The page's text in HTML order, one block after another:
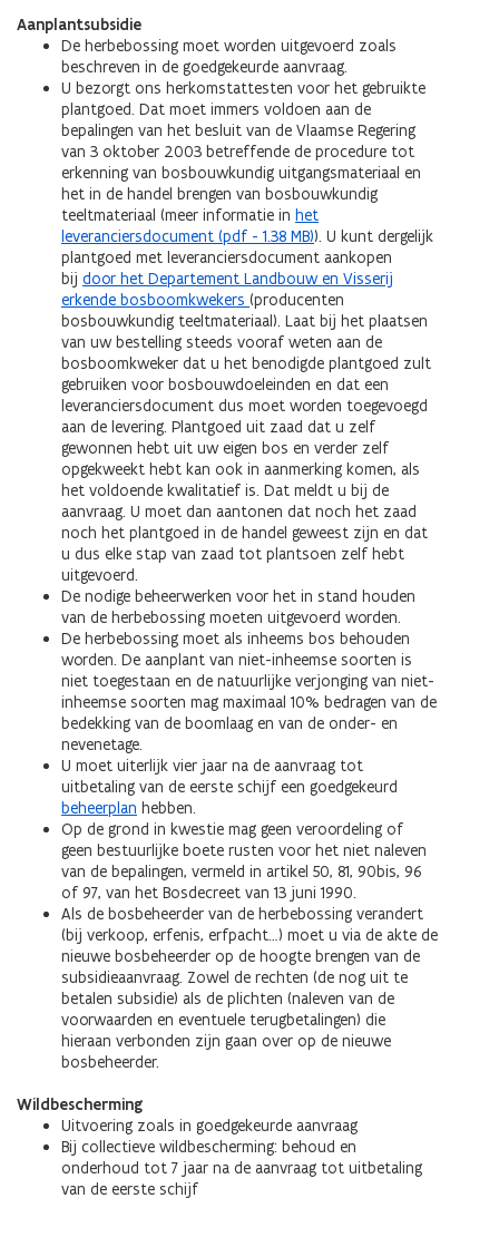
Aanplantsubsidie
De herbebossing moet worden uitgevoerd zoals
beschreven in de goedgekeurde aanvraag.
U bezorgt ons herkomstattesten voor het gebruikte
plantgoed. Dat moet immers voldoen aan de
bepalingen van het besluit van de Vlaamse Regering
van 3 oktober 2003 betreffende de procedure tot
erkenning van bosbouwkundig uitgangsmateriaal en
het in de handel brengen van bosbouwkundig
teeltmateriaal (meer informatie in het
leveranciersdocument (pdf - 1.38 MB)). U kunt dergelijk
plantgoed met leveranciersdocument aankopen
bij door het Departement Landbouw en Visserij
erkende bosboomkwekers (producenten
bosbouwkundig teeltmateriaal). Laat bij het plaatsen
van uw bestelling steeds vooraf weten aan de
bosboomkweker dat u het benodigde plantgoed zult
gebruiken voor bosbouwdoeleinden en dat een
leveranciersdocument dus moet worden toegevoegd
aan de levering. Plantgoed uit zaad dat u zelf
gewonnen hebt uit uw eigen bos en verder zelf
opgekweekt hebt kan ook in aanmerking komen, als
het voldoende kwalitatief is. Dat meldt u bij de
aanvraag. U moet dan aantonen dat noch het zaad
noch het plantgoed in de handel geweest zijn en dat
u dus elke stap van zaad tot plantsoen zelf hebt
uitgevoerd.
De nodige beheerwerken voor het in stand houden
van de herbebossing moeten uitgevoerd worden.
De herbebossing moet als inheems bos behouden
worden. De aanplant van niet-inheemse soorten is
niet toegestaan en de natuurlijke verjonging van niet-
inheemse soorten mag maximaal 10% bedragen van de
bedekking van de boomlaag en van de onder- en
nevenetage.
U moet uiterlijk vier jaar na de aanvraag tot
uitbetaling van de eerste schijf een goedgekeurd
beheerplan hebben.
Op de grond in kwestie mag geen veroordeling of
geen bestuurlijke boete rusten voor het niet naleven
van de bepalingen, vermeld in artikel 50, 81, 90bis, 96
of 97, van het Bosdecreet van 13 juni 1990.
Als de bosbeheerder van de herbebossing verandert
(bij verkoop, erfenis, erfpacht…) moet u via de akte de
nieuwe bosbeheerder op de hoogte brengen van de
subsidieaanvraag. Zowel de rechten (de nog uit te
betalen subsidie) als de plichten (naleven van de
voorwaarden en eventuele terugbetalingen) die
hieraan verbonden zijn gaan over op de nieuwe
bosbeheerder.
Wildbescherming
Uitvoering zoals in goedgekeurde aanvraag
Bij collectieve wildbescherming: behoud en
onderhoud tot 7 jaar na de aanvraag tot uitbetaling
van de eerste schijf